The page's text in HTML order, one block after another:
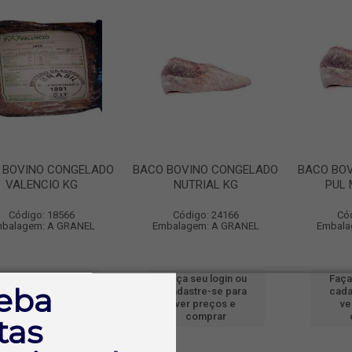
CONGELADO
VALENCIO KG
Código: 18566
A GRANEL
cadastre-se para
ver preços e
BACO BOVINO CONGELADO
NUTRIAL KG
Código: 24166
Embalagem: A GRANEL
Faça seu login ou
cadastre-se para
ver preços e
comprar
BACO
PUL